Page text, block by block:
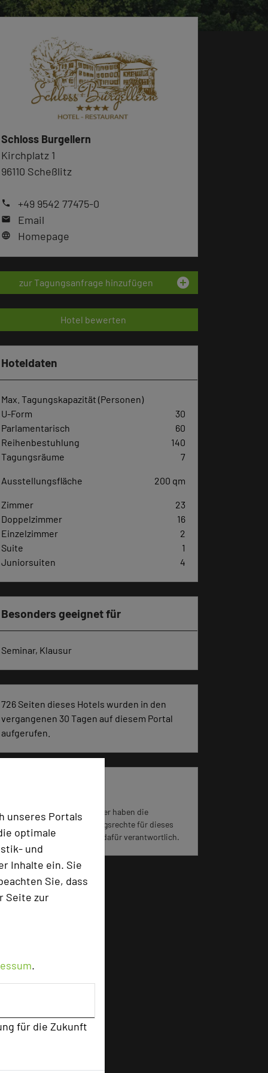
unseres Portals
optimale
und
Inhalte ein. Sie
Sie, dass
Seite zur
.
für die Zukunft
Schloss Burgellern
Kirchplatz 1
96110 Scheßlitz
phone +49 9542 77475-0
mail Email
language Homepage
zur Tagungsanfrage hinzufügen add_circle
Hotel bewerten
Hoteldaten
Max. Tagungskapazität (Personen)
U-Form
30
Parlamentarisch
60
Reihenbestuhlung
140
Tagungsräume
7
Ausstellungsfläche 200 qm
Zimmer
23
Doppelzimmer
16
Einzelzimmer
2
Suite
1
Juniorsuiten
4
Besonders geeignet für
Seminar, Klausur
726 Seiten dieses Hotels wurden in den
vergangenen 30 Tagen auf diesem Portal
aufgerufen.
Für die Verwendung der Bilder haben die
jeweiligen Hotels die Nutzungsrechte für dieses
Portal eingeräumt und sind dafür verantwortlich.